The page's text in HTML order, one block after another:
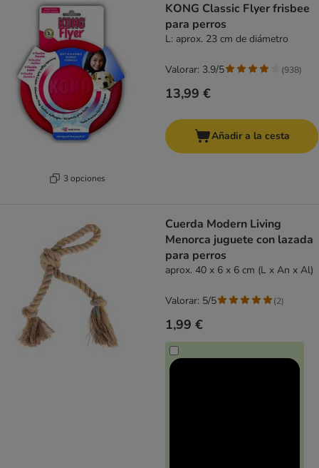
3 opciones
KONG Classic Flyer frisbee
para perros
L: aprox. 23 cm de diámetro
13,99 €
Valorar: 3.9/5 (938)
Añadir a la cesta
Cuerda Modern Living
Menorca juguete con lazada
para perros
aprox. 40 x 6 x 6 cm (L x An x Al)
1,99 €
Valorar: 5/5 (2)